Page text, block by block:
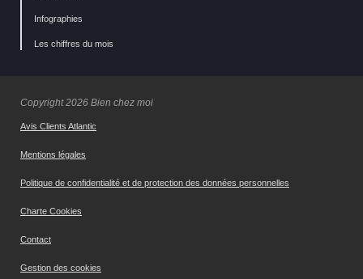
Infographies
Les chiffres du mois
Copyright 2026 Bien chez moi
Avis Clients Atlantic
Mentions légales
Politique de confidentialité et de protection des données personnelles
Charte Cookies
Contact
Gestion des cookies